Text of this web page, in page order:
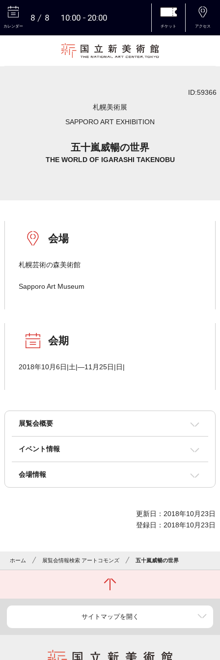
カレンダー
8 8 10:00 20:00
チケット アクセス
ID:59366
札幌美術展
SAPPORO ART EXHIBITION
五十嵐威暢の世界
THE WORLD OF IGARASHI TAKENOBU
会場
札幌芸術の森美術館
Sapporo Art Museum
会期
2018年10月6日|土|―11月25日|日|
展覧会概要
イベント情報
会場情報
更新日：2018年10月23日
登録日：2018年10月23日
ホーム 展覧会情報検索 アートコモンズ 五十嵐威暢の世界
サイトマップを開く